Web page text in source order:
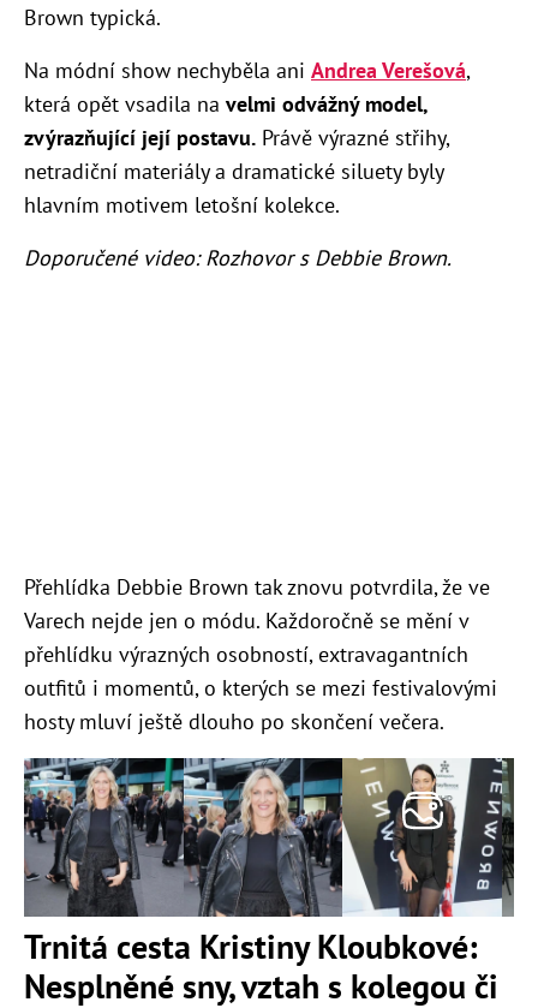
Brown typická.
Na módní show nechyběla ani Andrea Verešová,
která opět vsadila na velmi odvážný model,
zvýrazňující její postavu. Právě výrazné střihy,
netradiční materiály a dramatické siluety byly
hlavním motivem letošní kolekce.
Doporučené video: Rozhovor s Debbie Brown.
Přehlídka Debbie Brown tak znovu potvrdila, že ve
Varech nejde jen o módu. Každoročně se mění v
přehlídku výrazných osobností, extravagantních
outfitů i momentů, o kterých se mezi festivalovými
hosty mluví ještě dlouho po skončení večera.
Trnitá cesta Kristiny Kloubkové:
Nesplněné sny, vztah s kolegou či